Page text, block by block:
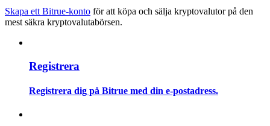
Skapa ett Bitrue-konto för att köpa och sälja kryptovalutor på den
mest säkra kryptovalutabörsen.
Registrera
Registrera dig på Bitrue med din e-postadress.